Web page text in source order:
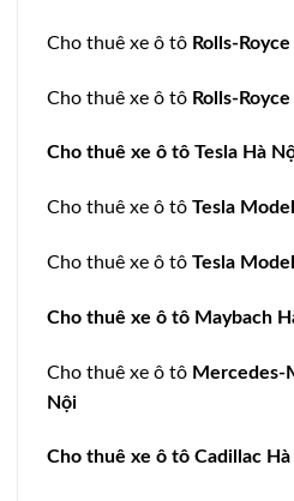
Cho thuê xe ô tô Rolls-
Cho thuê xe ô tô Rolls-
Cho thuê xe ô tô Tesla Hà
Cho thuê xe ô tô Tesla
Cho thuê xe ô tô Tesla
Cho thuê xe ô tô Maybach
Cho thuê xe ô tô Mercedes-
Nội
Cho thuê xe ô tô Cadillac